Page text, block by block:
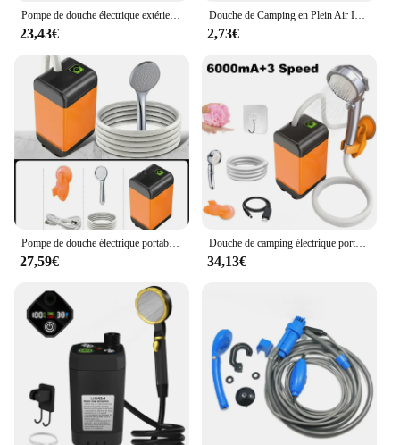
Pompe de douche électrique extérieure étanche, douche de camping portable, batterie aste 62, douche pour la plage, arrosage des animaux domestiques
23,43€
Douche de Camping en Plein Air IPX7 Étanche avec Affichage Numérique, Pompe Électrique Portable pour Randonnée, Voyage, Plage, Arrosage des Animaux de Compagnie
2,73€
Pompe de douche électrique portable avec affichage numérique, étanche IPX7, extérieur, camping, randonnée, voyage, plage, lavage d'animaux de compagnie
27,59€
Douche de camping électrique portable, pompe de douche, étanche IPX7, affichage numérique et ventouse, extérieur, plage, dortoir
34,13€